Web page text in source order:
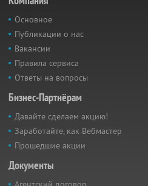
Основное
Публикации о нас
Вакансии
Правила сервиса
Ответы на вопросы
Бизнес-Партнёрам
Давайте сделаем акцию!
Заработайте, как Вебмастер
Прошедшие акции
Документы